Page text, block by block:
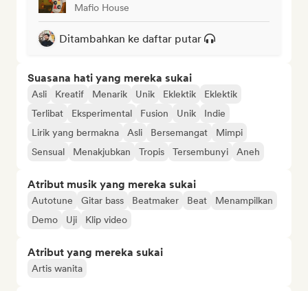
Mafio House
Ditambahkan ke daftar putar
Suasana hati yang mereka sukai
Asli Kreatif Menarik Unik Eklektik
Eklektik
Terlibat
Eksperimental Fusion Unik
Indie
Lirik yang bermakna
Asli Bersemangat
Mimpi
Sensual
Menakjubkan Tropis Tersembunyi Aneh
Atribut musik yang mereka sukai
Autotune Gitar bass Beatmaker Beat
Menampilkan
Demo
Uji Klip video
Atribut yang mereka sukai
Artis wanita